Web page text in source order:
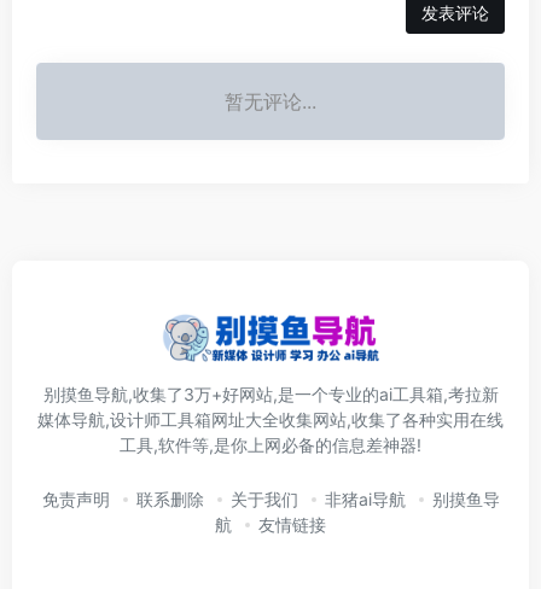
发表评论
暂无评论...
别摸鱼导航,收集了3万+好网站,是一个专业的ai工具箱,考拉新
媒体导航,设计师工具箱网址大全收集网站,收集了各种实用在线
工具,软件等,是你上网必备的信息差神器!
免责声明 联系删除 关于我们 非猪ai导航
别摸鱼导
航
友情链接